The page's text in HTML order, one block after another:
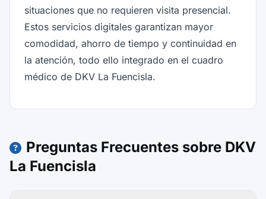
situaciones que no requieren visita presencial.
Estos servicios digitales garantizan mayor
comodidad, ahorro de tiempo y continuidad en
la atención, todo ello integrado en el cuadro
médico de DKV La Fuencisla.
Preguntas Frecuentes sobre DKV
La Fuencisla